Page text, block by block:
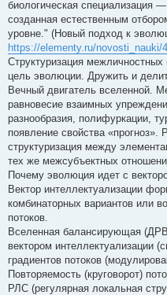
биологическая специализация
созданная естественным
уровне." (Новый подход к
https://elementy.ru/novosti_nauki/
Структуризация
цель эволюции. Дружить и
Вечный двигатель вселенной.
равновесие взаимных
разнообразия, полифуркации,
появление свойства «прогноз».
структуризация между
тех же межсубъектных
Почему эволюция идет с
Вектор интеллектуализации
комбинаторных вариантов или
потоков.
Вселенная балансирующая
вектором интеллектуализации
градиентов потоков
Повторяемость (круговорот)
РЛС (регулярная локальная